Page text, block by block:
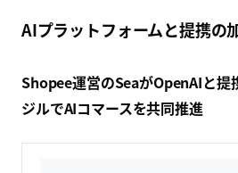
AIプラットフォームと提携の
Shopee運営のSeaがOpenAIと提
ジルでAIコマースを共同推進